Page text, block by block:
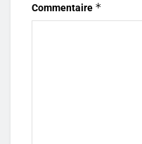
Commentaire *